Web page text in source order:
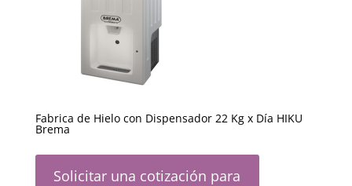
Fabrica de Hielo con Dispensador 22 Kg x Día HIKU
Brema
Solicitar una cotización para